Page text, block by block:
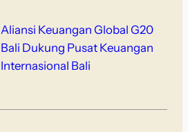
Aliansi Keuangan Global G20
Bali Dukung Pusat Keuangan
Internasional Bali